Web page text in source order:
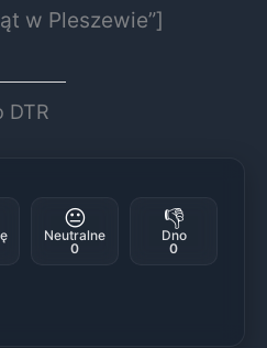
w Pleszewie”]
DTR
😐
Neutralne
0
👎
Dno
0